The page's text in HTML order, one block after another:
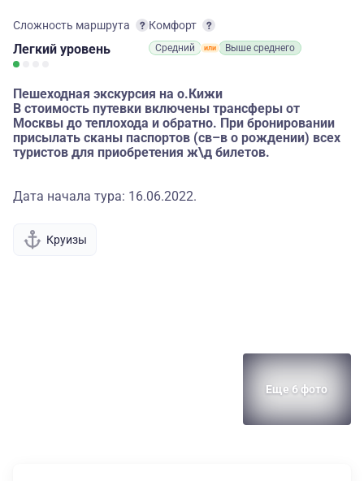
Сложность маршрута
Легкий уровень
Комфорт
Средний Выше среднего
Пешеходная экскурсия на о.Кижи
В стоимость путевки включены трансферы от
Москвы до теплохода и обратно. При бронировании
присылать сканы паспортов (св–в о рождении) всех
туристов для приобретения ж\д билетов.
Дата начала тура: 16.06.2022.
Круизы
Еще 6 фото